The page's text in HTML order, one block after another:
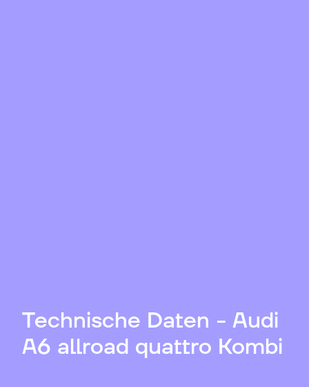
Technische Daten - Audi
A6 allroad quattro Kombi